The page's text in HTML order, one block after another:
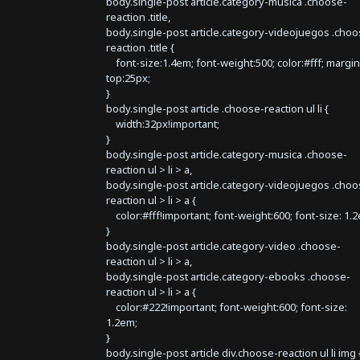
reaction .title,
body.single-post article.category-videojuegos
reaction .title {
font-size:1.4em; font-weight:500; color:#fff;
top:25px;
}
body.single-post article .choose-reaction ul li {
width:32px!important;
}
body.single-post article.category-musica .choose-
reaction ul > li > a,
body.single-post article.category-videojuegos
reaction ul > li > a {
color:#fff!important; font-weight:600; font-size:
}
body.single-post article.category-video .choose-
reaction ul > li > a,
body.single-post article.category-ebooks .choose-
reaction ul > li > a {
color:#222!important; font-weight:600; font-size:
1.2em;
}
body.single-post article div.choose-reaction ul li img